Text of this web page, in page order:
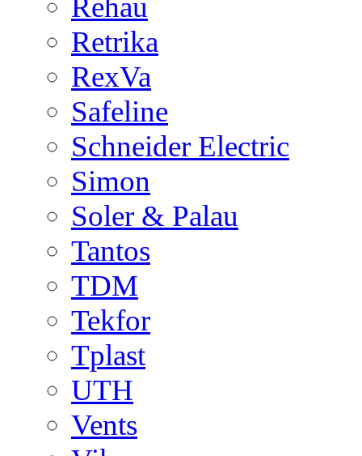
Rehau
Retrika
RexVa
Safeline
Schneider Electric
Simon
Soler & Palau
Tantos
TDM
Tekfor
Tplast
UTH
Vents